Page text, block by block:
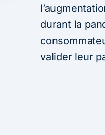
durant la
valider leur